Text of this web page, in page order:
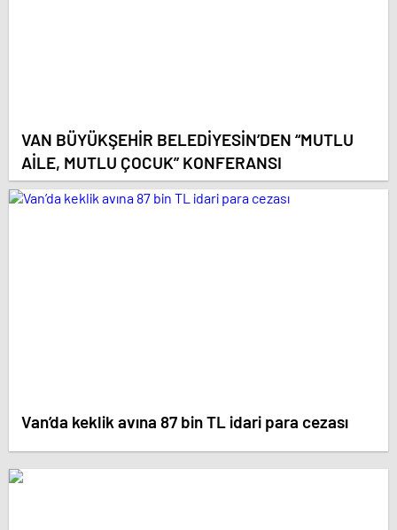
VAN BÜYÜKŞEHİR BELEDİYESİN’DEN “MUTLU
AİLE, MUTLU ÇOCUK” KONFERANSI
Van’da keklik avına 87 bin TL idari para cezası